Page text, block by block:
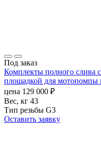
Под заказ
Комплекты полного слива
площадкой для мотопомпы
цена 129 000 ₽
Вес, кг 43
Тип резьбы G3
Оставить заявку